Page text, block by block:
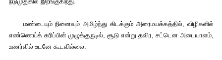
மண்டையும் நினைவும் அமிழ்ந்து கிடக்கும் அரைமயக்கத்தில், விழிகளில்
எண்ணெய்க் கரிப்பின் முழுக்குருடில், சூடு என்று தவிர, சட்டென அடையாளம்,
உணர்வில் உடனே கூடவில்லை.